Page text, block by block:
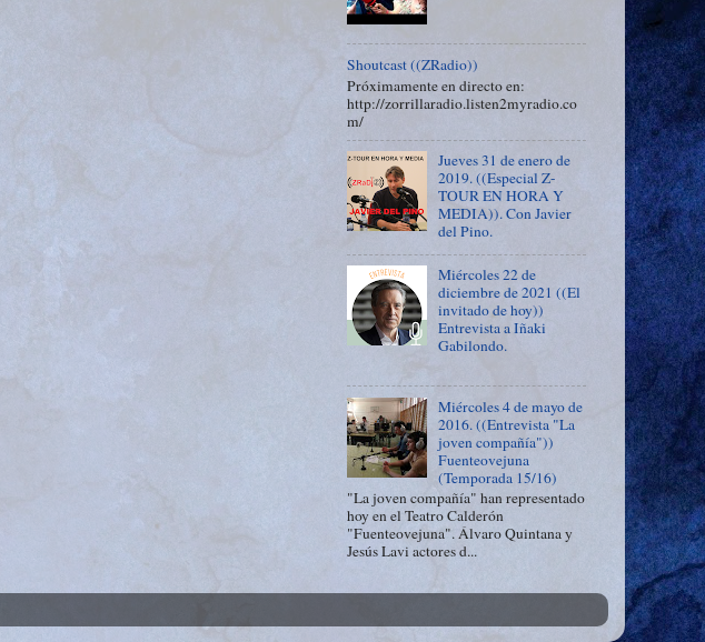
Shoutcast ((ZRadio))
Próximamente en directo en:
http://zorrillaradio.listen2myradio.co
m/
Jueves 31 de enero de
2019. ((Especial Z-
TOUR EN HORA Y
MEDIA)). Con Javier
del Pino.
Miércoles 22 de
diciembre de 2021 ((El
invitado de hoy))
Entrevista a Iñaki
Gabilondo.
Miércoles 4 de mayo de
2016. ((Entrevista "La
joven compañía"))
Fuenteovejuna
(Temporada 15/16)
"La joven compañía" han representado
hoy en el Teatro Calderón
"Fuenteovejuna". Álvaro Quintana y
Jesús Lavi actores d...